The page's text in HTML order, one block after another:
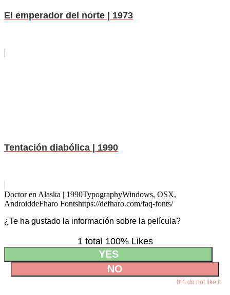
El emperador del norte | 1973
Tentación diabólica | 1990
Doctor en Alaska | 1990TypographyWindows, OSX,
AndroiddeFharo Fontshttps://defharo.com/faq-fonts/
¿Te ha gustado la información sobre la película?
1 total 100% Likes
YES
NO
0% do not like it